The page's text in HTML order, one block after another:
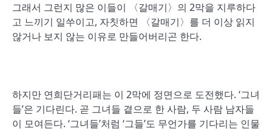
그래서 그런지 많은 이들이 〈갈매기〉의 2막을 지루하다
고 느끼기 일쑤이고, 자칫하면 〈갈매기〉를 더 이상 읽지
않거나 보지 않는 이유로 만들어버리곤 한다.
하지만 연희단거리패는 이 2막에 정면으로 도전했다. ‘그녀
들’은 기다린다. 곧 그녀들 곁으로 한 사람, 두 사람 남자들
이 모여든다. ‘그녀들’처럼 ‘그들’도 무언가를 기다리는 인물